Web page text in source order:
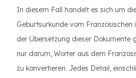
In diesem Fall handelt es sich um
Geburtsurkunde vom Französischen
der Übersetzung dieser Dokumente
nur darum, Wörter aus dem
zu konvertieren. Jedes Detail,